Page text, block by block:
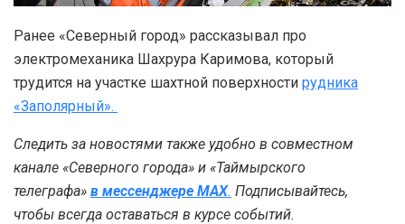
Ранее «Северный город» рассказывал про
электромеханика Шахрура Каримова, который
трудится на участке шахтной поверхности рудника
«Заполярный».
Следить за новостями также удобно в совместном
канале «Северного города» и «Таймырского
телеграфа» в мессенджере MAX. Подписывайтесь,
чтобы всегда оставаться в курсе событий.